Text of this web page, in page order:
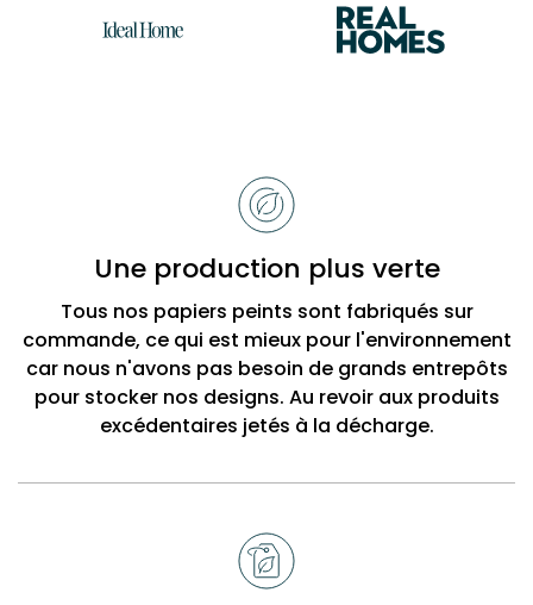
BobbiUne production plus verte
Tous nos papiers peints sont fabriqués sur
commande, ce qui est mieux pour l'environnement
car nous n'avons pas besoin de grands entrepôts
pour stocker nos designs. Au revoir aux produits
excédentaires jetés à la décharge.